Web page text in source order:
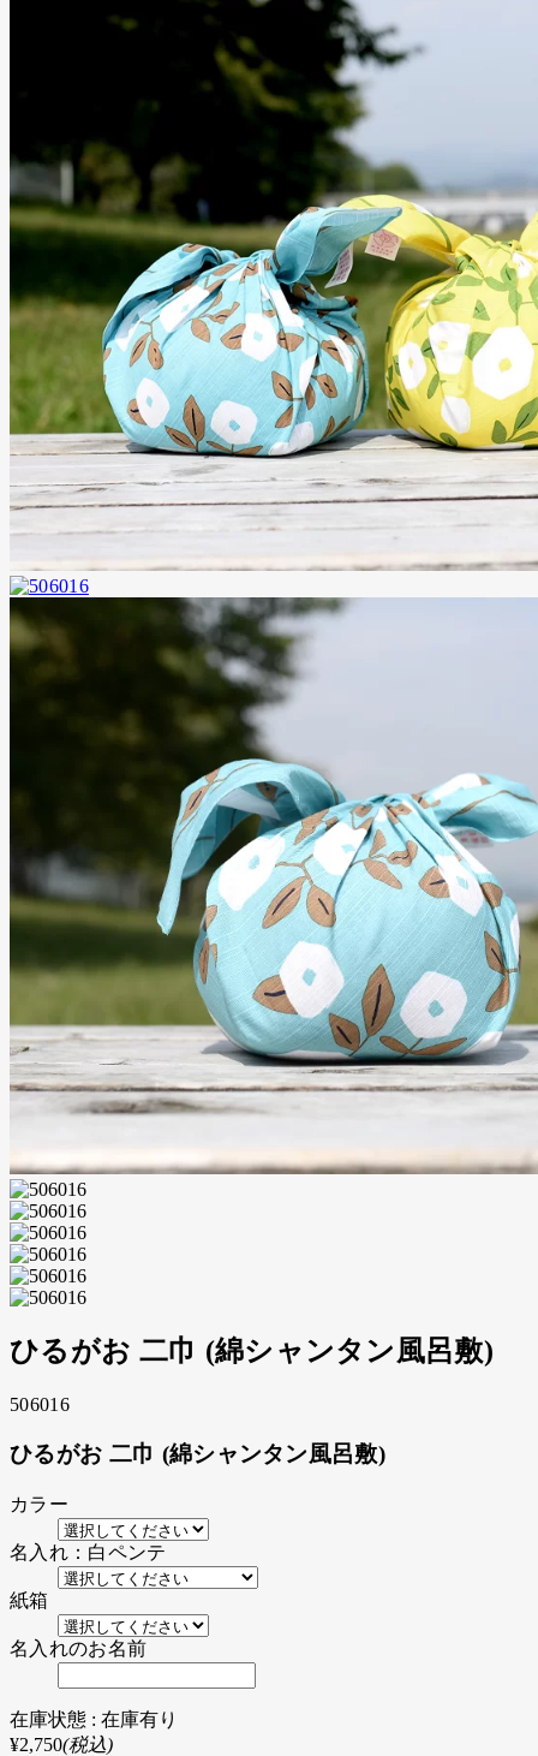
ひるがお 二巾 (綿シャンタン風呂敷)
506016
ひるがお 二巾 (綿シャンタン風呂敷)
カラー
名入れ：白ペンテ
紙箱
名入れのお名前
在庫状態 : 在庫有り
¥2,750(税込)